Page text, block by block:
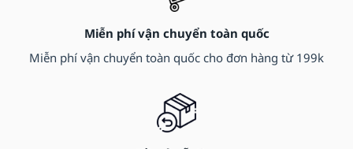
Miễn phí vận chuyển toàn quốc
Miễn phí vận chuyển toàn quốc cho đơn hàng từ 199k